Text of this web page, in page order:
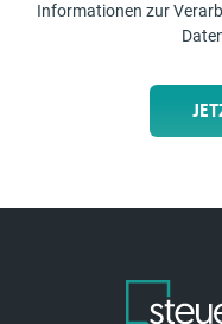
Informationen zur